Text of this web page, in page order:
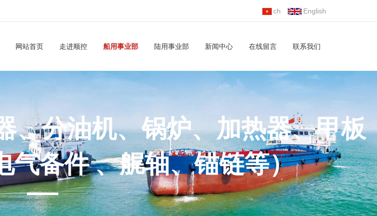
ch English
网站首页 走进顺控 船用事业部 陆用事业部 新闻中心 在线留言 联系我们
、分油机、锅炉、加热器、甲板
气备件 、艉轴、锚链等）